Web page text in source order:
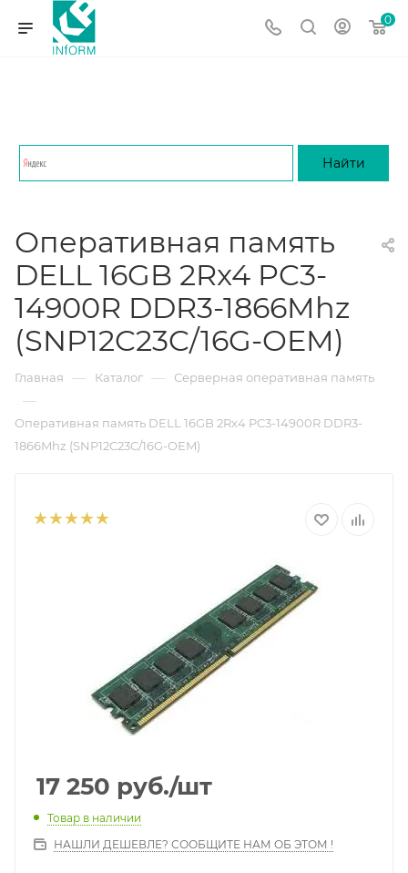
0
Оперативная память
DELL 16GB 2Rx4 PC3-
14900R DDR3-1866Mhz
(SNP12C23C/16G-OEM)
Главная — Каталог — Серверная оперативная память
—
Оперативная память DELL 16GB 2Rx4 PC3-14900R DDR3-
1866Mhz (SNP12C23C/16G-OEM)
17 250 руб./шт
Товар в наличии
НАШЛИ ДЕШЕВЛЕ? СООБЩИТЕ НАМ ОБ ЭТОМ !